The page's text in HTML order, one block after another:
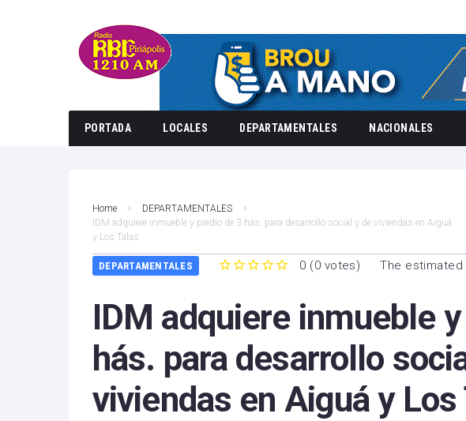
PORTADA LOCALES DEPARTAMENTALES NACIONALES
Home
DEPARTAMENTALES
IDM adquiere inmueble y predio de 3 hás. para desarrollo social y de viviendas en Aiguá
y Los Talas
DEPARTAMENTALES 0 (0 votes) The estimated
IDM adquiere inmueble
hás. para desarrollo
viviendas en Aiguá y Los